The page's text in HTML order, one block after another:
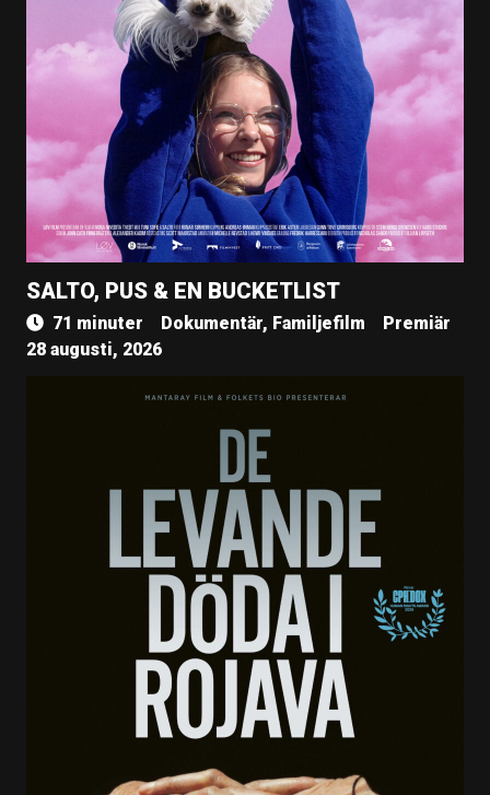
SALTO, PUS & EN BUCKETLIST
71 minuter Dokumentär, Familjefilm
Premiär
28 augusti, 2026